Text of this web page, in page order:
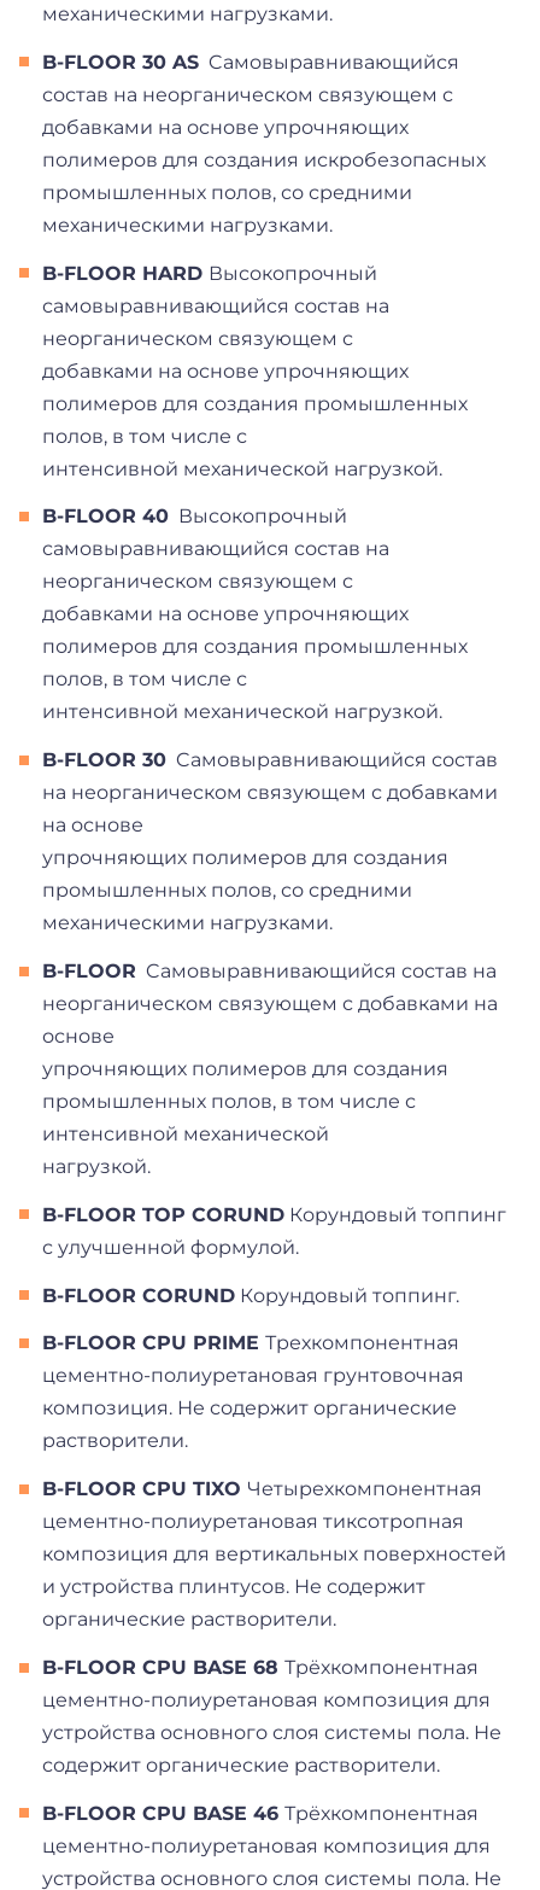
механическими нагрузками.
B-FLOOR 30 AS Cамовыравнивающийся
состав на неорганическом связующем с
добавками на основе упрочняющих
полимеров для создания искробезопасных
промышленных полов, со средними
механическими нагрузками.
B-FLOOR HARD Высокопрочный
самовыравнивающийся состав на
неорганическом связующем с
добавками на основе упрочняющих
полимеров для создания промышленных
полов, в том числе с
интенсивной механической нагрузкой.
B-FLOOR 40 Высокопрочный
самовыравнивающийся состав на
неорганическом связующем с
добавками на основе упрочняющих
полимеров для создания промышленных
полов, в том числе с
интенсивной механической нагрузкой.
B-FLOOR 30 Cамовыравнивающийся состав
на неорганическом связующем с добавками
на основе
упрочняющих полимеров для создания
промышленных полов, со средними
механическими нагрузками.
B-FLOOR Cамовыравнивающийся состав на
неорганическом связующем с добавками на
основе
упрочняющих полимеров для создания
промышленных полов, в том числе с
интенсивной механической
нагрузкой.
B-FLOOR TOP CORUND Корундовый топпинг
с улучшенной формулой.
B-FLOOR CORUND Корундовый топпинг.
B-FLOOR CPU PRIMEТрехкомпонентная
цементно-полиуретановая грунтовочная
композиция. Не содержит органические
растворители.
B-FLOOR CPU TIXO Четырехкомпонентная
цементно-полиуретановая тиксотропная
композиция для вертикальных поверхностей
и устройства плинтусов. Не содержит
органические растворители.
B-FLOOR CPU BASE 68Трёхкомпонентная
цементно-полиуретановая композиция для
устройства основного слоя системы пола. Не
содержит органические растворители.
B-FLOOR CPU BASE 46Трёхкомпонентная
цементно-полиуретановая композиция для
устройства основного слоя системы пола. Не